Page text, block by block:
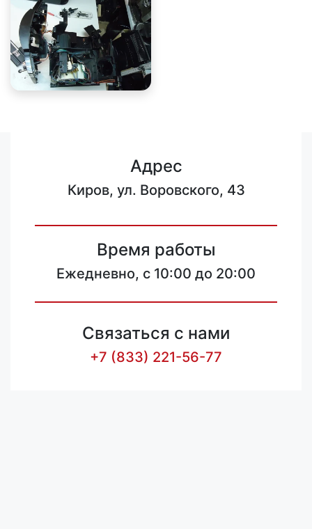
Адрес
Киров, ул. Воровского, 43
Время работы
Ежедневно, с 10:00 до 20:00
Связаться с нами
+7 (833) 221-56-77